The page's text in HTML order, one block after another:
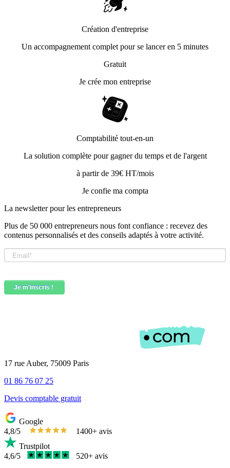
Création d'entreprise
Un accompagnement complet pour se lancer en 5 minutes
Gratuit
Je crée mon entreprise
Comptabilité tout-en-un
La solution complète pour gagner du temps et de l'argent
à partir de 39€ HT/mois
Je confie ma compta
La newsletter pour les entrepreneurs
Plus de 50 000 entrepreneurs nous font confiance : recevez des
contenus personnalisés et des conseils adaptés à votre activité.
17 rue Auber, 75009 Paris
01 86 76 07 25
Devis comptable gratuit
Google
4,8/5
1400+ avis
Trustpilot
4,6/5
520+ avis